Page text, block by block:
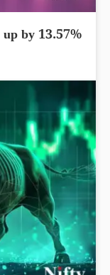
up by 13.57%